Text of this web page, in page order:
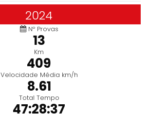
2024
Nº Provas
13
Km
409
Velocidade Média km/h
8.61
Total Tempo
47:28:37